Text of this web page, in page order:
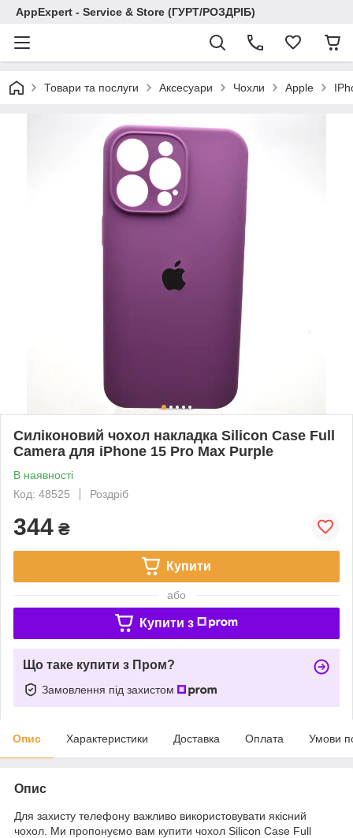
AppExpert - Service & Store (ГУРТ/РОЗДРІБ)
Товари та послуги Аксесуари Чохли Apple
Силіконовий чохол накладка Silicon Case Full
Camera для iPhone 15 Pro Max Purple
В наявності
Код: 48525
Роздріб
344 ₴
Купити
або
Купити з
Що таке купити з Пром?
Замовлення під захистом
Опис Характеристики Доставка Оплата Умови
Опис
Для захисту телефону важливо використовувати якісний
чохол. Ми пропонуємо вам купити чохол Silicon Case Full